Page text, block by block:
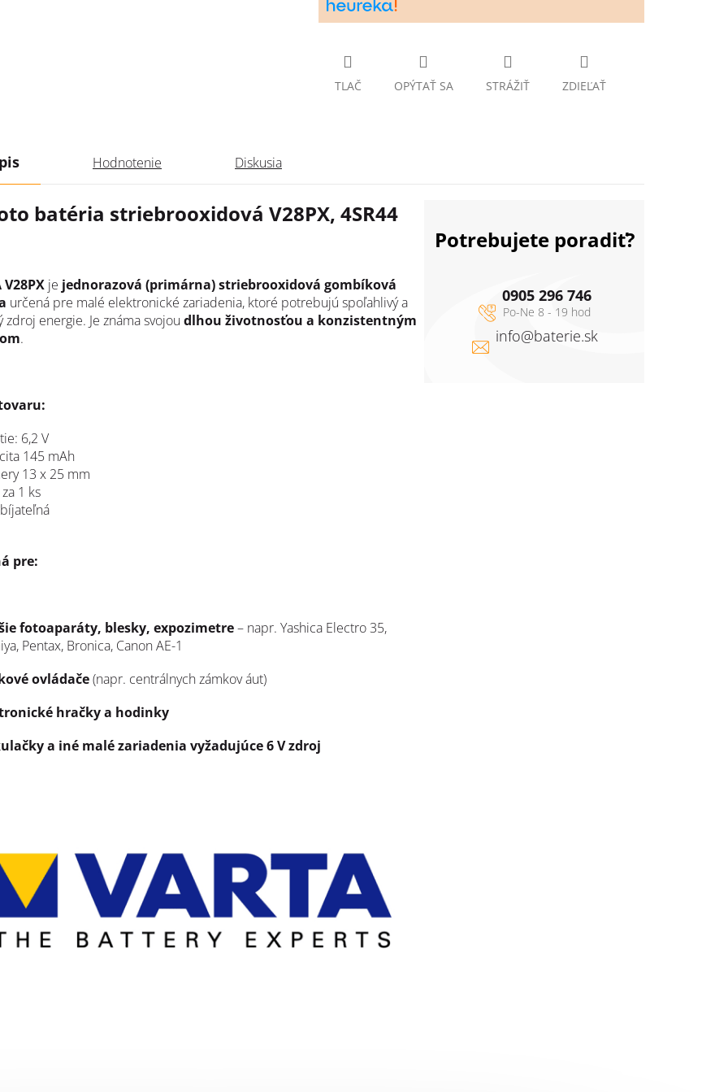
TLAČ OPÝTAŤ SA STRÁŽIŤ ZDIEĽAŤ
Hodnotenie Diskusia
batéria striebrooxidová V28PX, 4SR44
V28PX je jednorazová (primárna) striebrooxidová gombíková
určená pre malé elektronické zariadenia, ktoré potrebujú spoľahlivý a
zdroj energie. Je známa svojou dlhou životnosťou a konzistentným
.
6,2 V
145 mAh
13 x 25 mm
1 ks
pre:
fotoaparáty, blesky, expozimetre– napr. Yashica Electro 35,
Pentax, Bronica, Canon AE-1
ovládače(napr. centrálnych zámkov áut)
hračky a hodinky
a iné malé zariadenia vyžadujúce 6 V zdroj
Potrebujete poradiť?
info@baterie.sk
0905 296 746